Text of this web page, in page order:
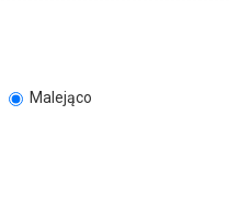
Malejąco